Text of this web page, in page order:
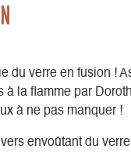
du verre en fusion !
à la flamme par
à ne pas manquer !
envoûtant du